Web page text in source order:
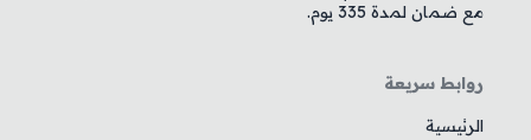
مع ضمان لمدة 335 يوم.
روابط سريعة
الرئيسية